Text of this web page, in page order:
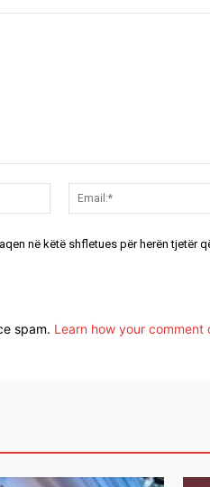
Emri:*
në këtë shfletues për herën tjetër
spam. Learn how your comment